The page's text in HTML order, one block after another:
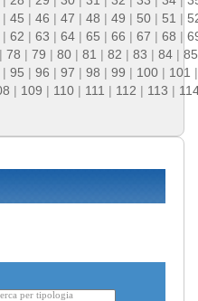
| 45 | 46 | 47 | 48 | 49 | 50 | 51 |
| 62 | 63 | 64 | 65 | 66 | 67 | 68 |
| 78 | 79 | 80 | 81 | 82 | 83 | 84 | 85
| 95 | 96 | 97 | 98 | 99 | 100 | 101
| 109 | 110 | 111 | 112 | 113 |